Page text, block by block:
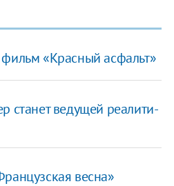
«Красный асфальт»
станет ведущей реалити-
весна»